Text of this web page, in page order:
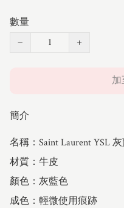
數量
−
+
簡介
名稱：Saint Laurent YSL
材質：牛皮
顏色：灰藍色
成色：輕微使用痕跡